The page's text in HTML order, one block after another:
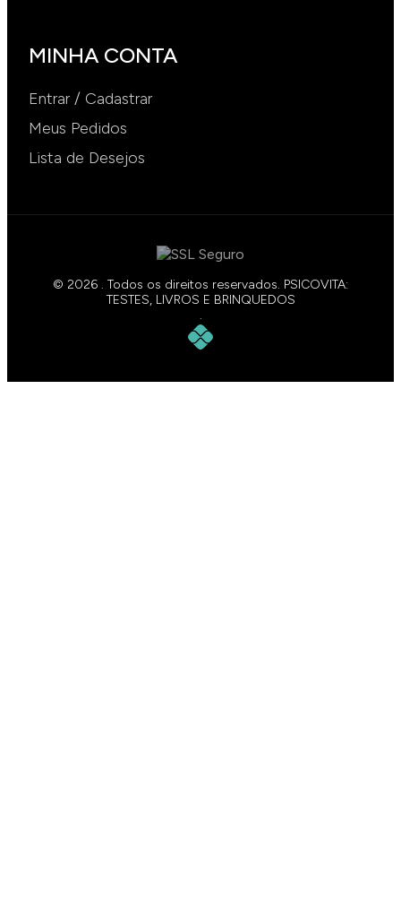
MINHA CONTA
Entrar / Cadastrar
Meus Pedidos
Lista de Desejos
© 2026 . Todos os direitos reservados. PSICOVITA:
TESTES, LIVROS E BRINQUEDOS
.